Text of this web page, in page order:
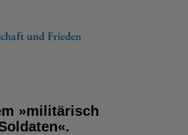
»militärisch